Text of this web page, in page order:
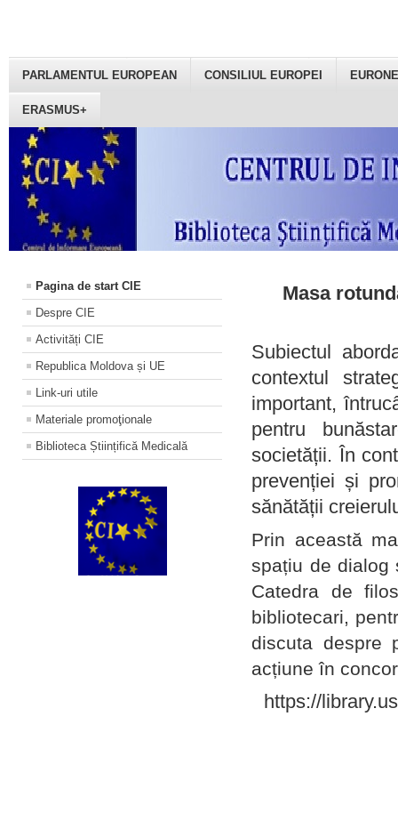
PARLAMENTUL EUROPEAN CONSILIUL EUROPEI
ERASMUS+
Pagina de start CIE
Despre CIE
Activități CIE
Republica Moldova și UE
Link-uri utile
Materiale promoţionale
Biblioteca Științifică Medicală
Masa
Subiectul
contextul
important,
pentru
societății. În
prevenției și
sănătății
Prin această
spațiu de dialog
Catedra de
bibliotecari,
discuta despre
acțiune în
https://